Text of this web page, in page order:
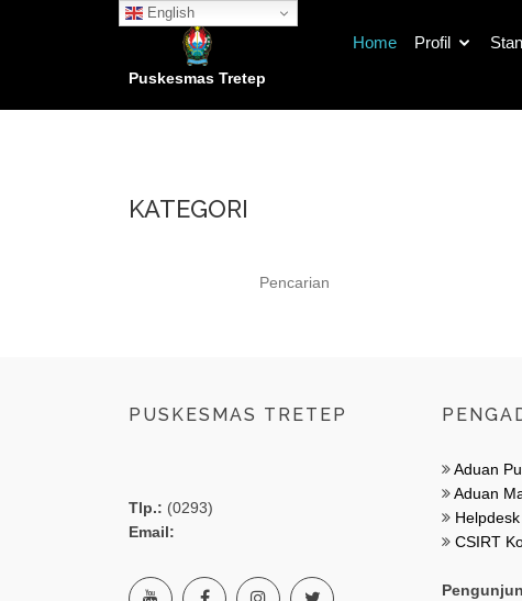
English
Puskesmas Tretep
Home Profil
KATEGORI
PUSKESMAS TRETEP
Tlp.: (0293)
Email:
Aduan
Aduan
CSIRT